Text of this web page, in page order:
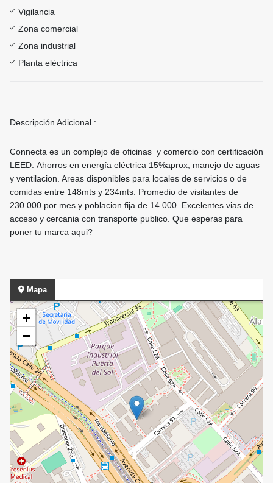
Vigilancia
Zona comercial
Zona industrial
Planta eléctrica
Descripción Adicional :
Connecta es un complejo de oficinas y comercio con certificación
LEED. Ahorros en energía eléctrica 15%aprox, manejo de aguas
y ventilacion. Areas disponibles para locales de servicios o de
comidas entre 148mts y 234mts. Promedio de visitantes de
230.000 por mes y poblacion fija de 14.000. Excelentes vias de
acceso y cercania con transporte publico. Que esperas para
poner tu marca aqui?
Mapa
+
−